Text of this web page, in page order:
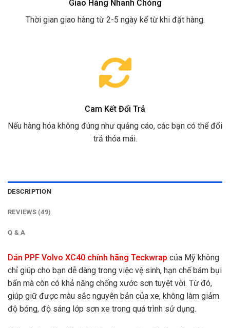
Giao Hàng Nhanh Chóng
Thời gian giao hàng từ 2-5 ngày kể từ khi đặt hàng.
Cam Kết Đổi Trả
Nếu hàng hóa không đúng như quảng cáo, các bạn có thể đổi
trả thỏa mái.
DESCRIPTION
REVIEWS (49)
Q & A
Dán PPF Volvo XC40 chính hãng Teckwrap của Mỹ không
chỉ giúp cho bạn dễ dàng trong việc vệ sinh, hạn chế bám bụi
bẩn mà còn có khả năng chống xước sơn tuyệt vời. Từ đó,
giúp giữ được màu sắc nguyên bản của xe, không làm giảm
độ bóng, độ sáng lớp sơn xe trong quá trình sử dụng.